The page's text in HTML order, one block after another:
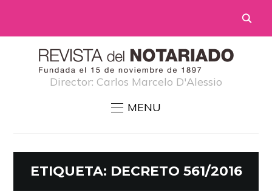
Director: Carlos Marcelo D'Alessio
MENU
ETIQUETA: DECRETO 561/2016